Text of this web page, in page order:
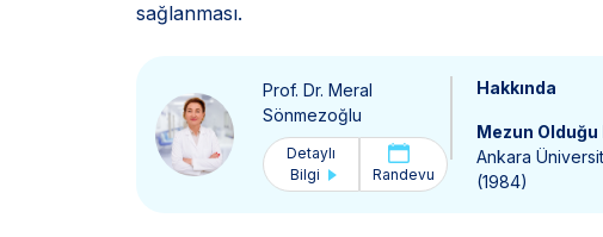
sağlanması.
Prof. Dr. Meral
Sönmezoğlu
Detaylı
Bilgi
Randevu
Hakkında
Mezun Olduğu
Ankara
(1984)